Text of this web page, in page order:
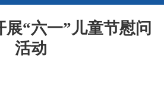
“六一”儿童节慰问
活动